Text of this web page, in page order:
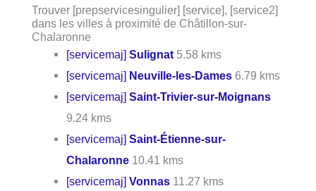
Trouver [prepservicesingulier] [service], [service2]
dans les villes à proximité de Châtillon-sur-
Chalaronne
[servicemaj]Sulignat 5.58 kms
[servicemaj] Neuville-les-Dames 6.79 kms
[servicemaj]Saint-Trivier-sur-Moignans
9.24 kms
[servicemaj]Saint-Étienne-sur-
Chalaronne 10.41 kms
[servicemaj]Vonnas 11.27 kms